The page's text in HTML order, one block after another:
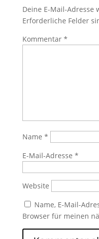
Deine E-Mail-
Erforderliche Felder
Kommentar *
Name *
E-Mail-Adresse *
Website
Name, E-Mail-
Browser für meinen